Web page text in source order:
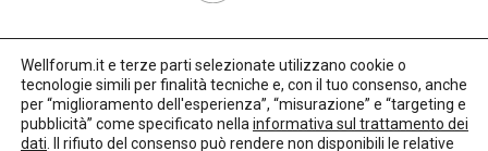
Copyright 2017–2026
Privacy Policy
Wellforum.it e terze parti selezionate utilizzano cookie o
tecnologie simili per finalità tecniche e, con il tuo consenso, anche
per “miglioramento dell'esperienza”, “misurazione” e “targeting e
pubblicità” come specificato nella informativa sul trattamento dei
dati . Il rifiuto del consenso può rendere non disponibili le relative